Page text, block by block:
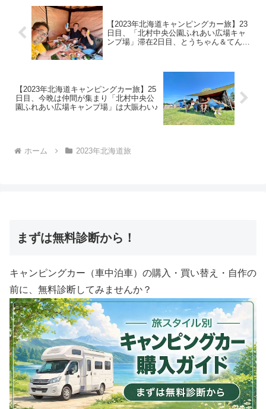
【2023年北海道キャンピングカー旅】23
日目、「北村中央公園ふれあい広場キャ
ンプ場」滞在2日目、とうちゃん＆てんて
【2023年北海道キャンピングカー旅】25
日目、今晩は仲間が集まり「北村中央公
園ふれあい広場キャンプ場」は大賑わい♪
ホーム 2023年北海道旅
まずは無料診断から！
キャンピングカー（車中泊車）の購入・買い替え・自作の
前に、無料診断してみませんか？